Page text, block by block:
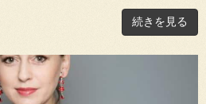
続きを見る